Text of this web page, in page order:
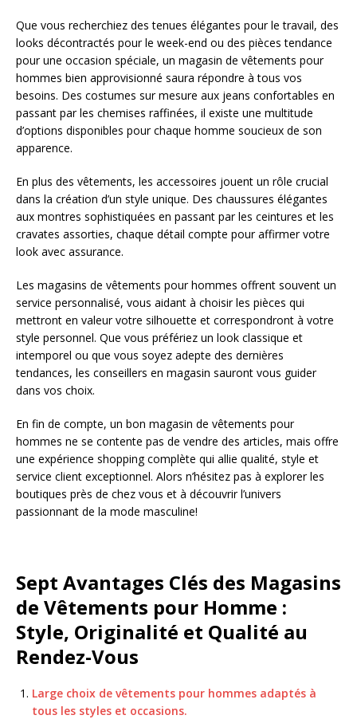
Que vous recherchiez des tenues élégantes pour le travail, des
looks décontractés pour le week-end ou des pièces tendance
pour une occasion spéciale, un magasin de vêtements pour
hommes bien approvisionné saura répondre à tous vos
besoins. Des costumes sur mesure aux jeans confortables en
passant par les chemises raffinées, il existe une multitude
d’options disponibles pour chaque homme soucieux de son
apparence.
En plus des vêtements, les accessoires jouent un rôle crucial
dans la création d’un style unique. Des chaussures élégantes
aux montres sophistiquées en passant par les ceintures et les
cravates assorties, chaque détail compte pour affirmer votre
look avec assurance.
Les magasins de vêtements pour hommes offrent souvent un
service personnalisé, vous aidant à choisir les pièces qui
mettront en valeur votre silhouette et correspondront à votre
style personnel. Que vous préfériez un look classique et
intemporel ou que vous soyez adepte des dernières
tendances, les conseillers en magasin sauront vous guider
dans vos choix.
En fin de compte, un bon magasin de vêtements pour
hommes ne se contente pas de vendre des articles, mais offre
une expérience shopping complète qui allie qualité, style et
service client exceptionnel. Alors n’hésitez pas à explorer les
boutiques près de chez vous et à découvrir l’univers
passionnant de la mode masculine!
Sept Avantages Clés des Magasins
de Vêtements pour Homme :
Style, Originalité et Qualité au
Rendez-Vous
Large choix de vêtements pour hommes adaptés à
tous les styles et occasions.